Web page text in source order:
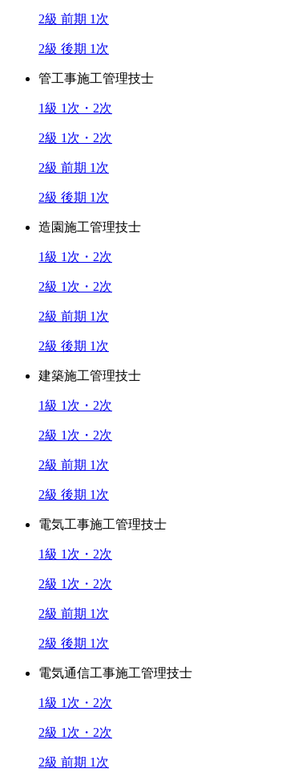
2級 前期 1次
2級 後期 1次
管工事施工管理技士
1級 1次・2次
2級 1次・2次
2級 前期 1次
2級 後期 1次
造園施工管理技士
1級 1次・2次
2級 1次・2次
2級 前期 1次
2級 後期 1次
建築施工管理技士
1級 1次・2次
2級 1次・2次
2級 前期 1次
2級 後期 1次
電気工事施工管理技士
1級 1次・2次
2級 1次・2次
2級 前期 1次
2級 後期 1次
電気通信工事施工管理技士
1級 1次・2次
2級 1次・2次
2級 前期 1次